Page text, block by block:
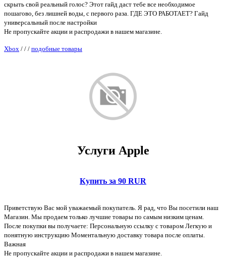
скрыть свой реальный голос? Этот гайд даст тебе все необходимое
пошагово, без лишней воды, с первого раза. ГДЕ ЭТО РАБОТАЕТ? Гайд
универсальный после настройки
Не пропускайте акции и распродажи в нашем магазине.
Xbox / / / подобные товары
Услуги Apple
Купить за 90 RUR
Приветствую Вас мой уважаемый покупатель. Я рад, что Вы посетили наш
Магазин. Мы продаем только лучшие товары по самым низким ценам.
После покупки вы получаете: Персональную ссылку с товаром Легкую и
понятную инструкцию Моментальную доставку товара после оплаты.
Важная
Не пропускайте акции и распродажи в нашем магазине.